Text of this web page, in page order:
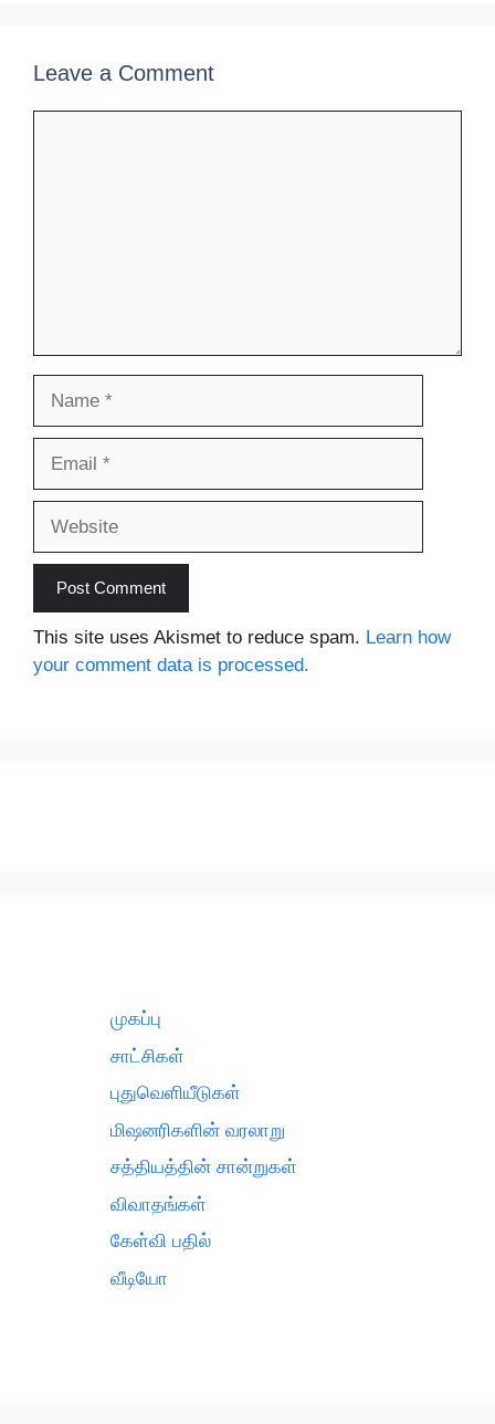
Leave a Comment
This site uses Akismet to reduce spam. Learn how
your comment data is processed.
முகப்பு
சாட்சிகள்
புதுவெளியீடுகள்
மிஷனரிகளின் வரலாறு
சத்தியத்தின் சான்றுகள்
விவாதங்கள்
கேள்வி பதில்
வீடியோ